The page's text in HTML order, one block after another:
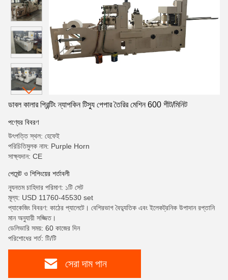
ডাবল কালার প্রিন্টিং ন্যাপকিন টিস্যু পেপার তৈরির মেশিন 600 শীট/মিনিট
পণ্যের বিবরণ
উৎপত্তি স্থল: হেফেই
পরিচিতিমুলক নাম: Purple Horn
সাক্ষ্যদান: CE
পেমেন্ট ও শিপিংয়ের শর্তাবলী
ন্যূনতম চাহিদার পরিমাণ: ১টি সেট
মূল্য: USD 11760-45530 set
প্যাকেজিং বিবরণ: কাঠের প্যালেটে। বেশিরভাগ বৈদ্যুতিক এবং ইলেকট্রনিক উপাদান রপ্তানি
মান অনুযায়ী সজ্জিত।
ডেলিভারি সময়: 60 কাজের দিন
পরিশোধের শর্ত: টি/টি
সেরা দাম পান